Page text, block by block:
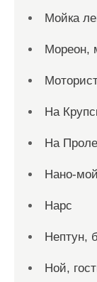
Мойка
Мореон,
На
На
Нано-
Нарс
Нептун,
Ной,